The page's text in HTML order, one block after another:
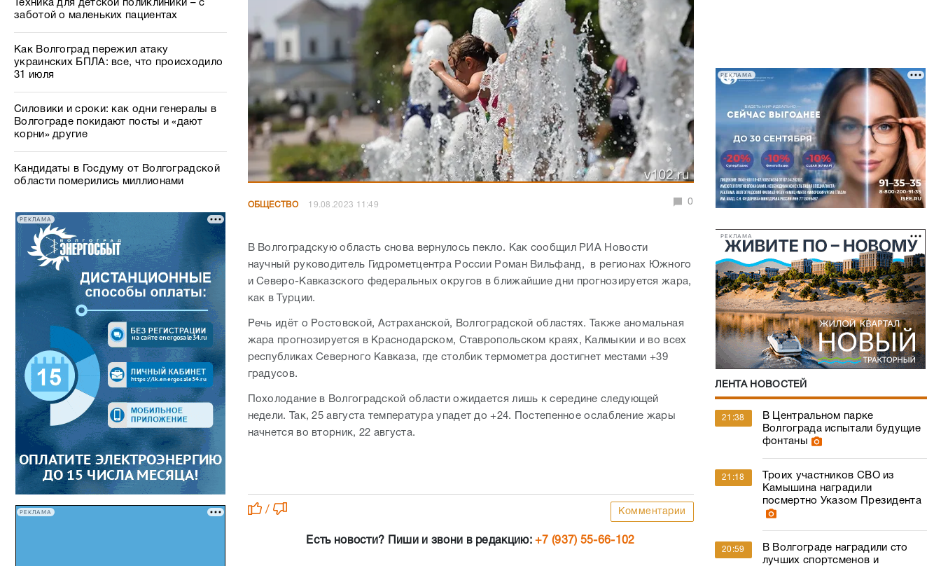
Техника для детской поликлиники – с
заботой о маленьких пациентах
Как Волгоград пережил атаку
украинских БПЛА: все, что происходило
31 июля
Силовики и сроки: как одни генералы в
Волгограде покидают посты и «дают
корни» другие
Кандидаты в Госдуму от Волгоградской
области померились миллионами
РЕКЛАМА
РЕКЛАМА
ОБЩЕСТВО 19.08.2023 11:49 0
В Волгоградскую область снова вернулось пекло. Как сообщил РИА Новости
научный руководитель Гидрометцентра России Роман Вильфанд, в регионах Южного
и Северо-Кавказского федеральных округов в ближайшие дни прогнозируется жара,
как в Турции.
Речь идёт о Ростовской, Астраханской, Волгоградской областях. Также аномальная
жара прогнозируется в Краснодарском, Ставропольском краях, Калмыкии и во всех
республиках Северного Кавказа, где столбик термометра достигнет местами +39
градусов.
Похолодание в Волгоградской области ожидается лишь к середине следующей
недели. Так, 25 августа температура упадет до +24. Постепенное ослабление жары
начнется во вторник, 22 августа.
/ Комментарии
Есть новости? Пиши и звони в редакцию:+7 (937) 55-66-102
РЕКЛАМА
РЕКЛАМА
ЛЕНТА НОВОСТЕЙ
21:38
В Центральном парке
Волгограда испытали будущие
фонтаны
21:18
Троих участников СВО из
Камышина наградили
посмертно Указом Президента
20:59
В Волгограде наградили сто
лучших спортсменов и